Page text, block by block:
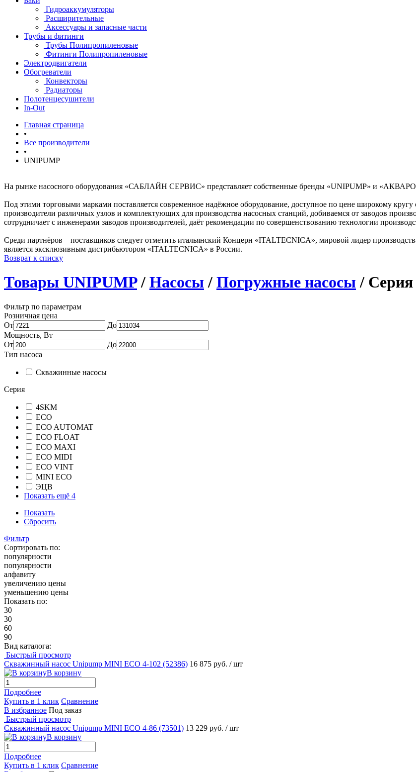
Гидроаккумуляторы
Расширительные
Аксессуары и запасные части
Трубы и фитинги
Трубы Полипропиленовые
Фитинги Полипропиленовые
Электродвигатели
Обогреватели
Конвекторы
Радиаторы
Полотенцесушители
In-Out
Главная страница
•
Все производители
•
UNIPUMP
На рынке насосного оборудования «САБЛАЙН СЕРВИС» представляет собственные бренды «UNIPUMP» и
Под этими торговыми марками поставляется современное надёжное оборудование, доступное по цене широкому
производители различных узлов и комплектующих для производства насосных станций, добиваемся от заводов
сотрудничает с инженерами заводов производителей, даёт рекомендации по совершенствованию технологии
Среди партнёров – поставщиков следует отметить итальянский Концерн «ITALTECNICA», мировой лидер
является эксклюзивным дистрибьютором «ITALTECNICA» в России.
Возврат к списку
Товары UNIPUMP/ Насосы/ Погружные насосы/
Фильтр по параметрам
Розничная цена
От
До
Мощность, Вт
От
До
Тип насоса
Скважинные насосы
Серия
4SKM
ECO
ECO AUTOMAT
ECO FLOAT
ECO MAXI
ECO MIDI
ECO VINT
MINI ECO
ЭЦВ
Показать ещё 4
Показать
Сбросить
Фильтр
Сортировать по:
популярности
популярности
алфавиту
увеличению цены
уменьшению цены
Показать по:
30
30
60
90
Вид каталога:
Быстрый просмотр
Скважинный насос Unipump MINI ECO 4-102 (52386) 16 875 руб. / шт
В корзину
Подробнее
Купить в 1 клик Сравнение
В избранное Под заказ
Быстрый просмотр
Скважинный насос Unipump MINI ECO 4-86 (73501) 13 229 руб. / шт
В корзину
Подробнее
Купить в 1 клик Сравнение